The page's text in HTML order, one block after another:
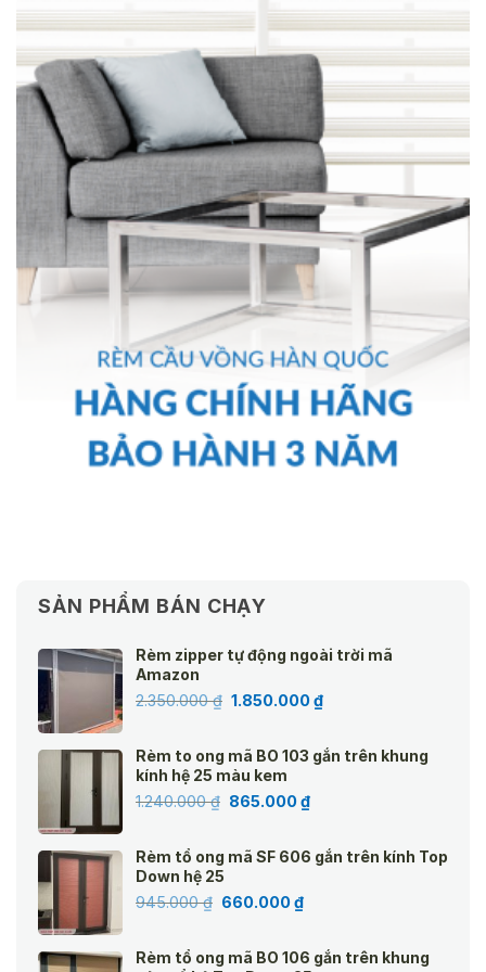
SẢN PHẨM BÁN CHẠY
Rèm zipper tự động ngoài trời mã
Amazon
2.350.000₫ Giá
2.350.000 ₫.
1.850.000₫Giá
là:
Rèm to ong mã BO 103 gắn trên khung
kính hệ 25 màu kem
1.240.000₫ Giá
1.240.000 ₫.
865.000₫Giá
là:
Rèm tổ ong mã SF 606 gắn trên kính Top
Down hệ 25
945.000₫ Giá
945.000 ₫.
660.000₫Giá
là:
Rèm tổ ong mã BO 106 gắn trên khung